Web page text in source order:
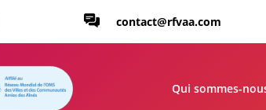
contact@rfvaa.com
Qui sommes-